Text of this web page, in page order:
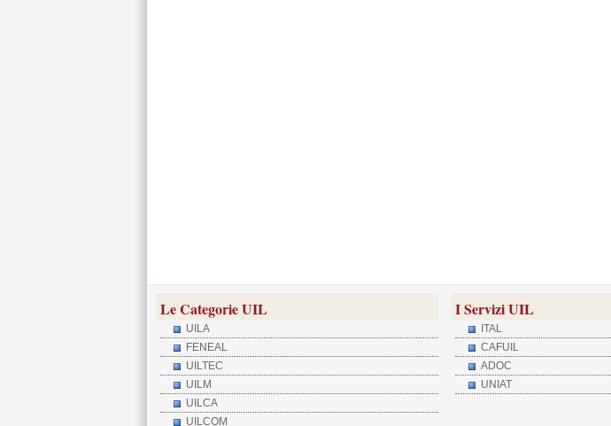
Le Categorie UIL
UILA
FENEAL
UILTEC
UILM
UILCA
UILCOM
I Servizi UIL
ITAL
CAFUIL
ADOC
UNIAT